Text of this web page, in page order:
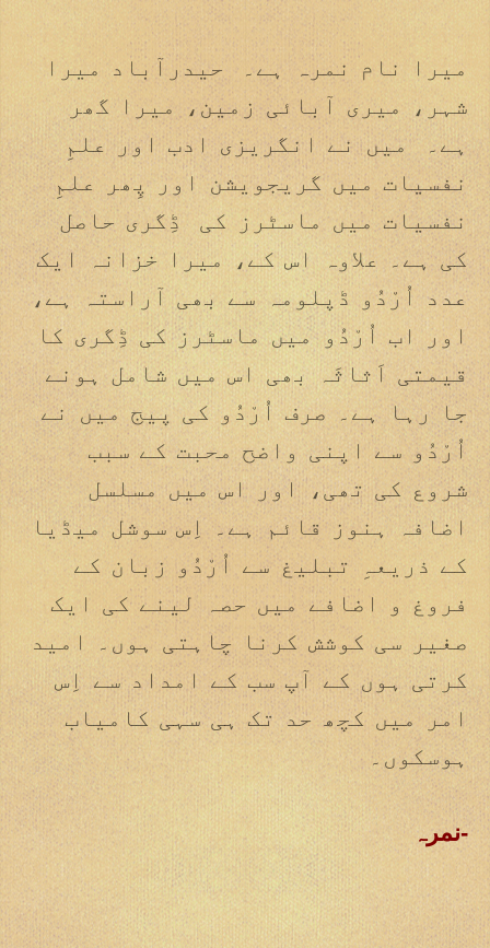
میرا نام نمرہ ہے۔ حیدرآباد میرا
شہر، میری آبائی زمین، میرا گھر
ہے۔ میں نے انگریزی ادب اور علمِ
نفسیات میں گریجویشن اور پِھر علمِ
نفسیات میں ماسٹرز کی ڈِگری حاصل
کی ہے۔ علاوہ اس کے، میرا خزانہ ایک
عدد اُرْدُو ڈپلومہ سے بھی آراستہ ہے،
اور اب اُرْدُو میں ماسٹرز کی ڈِگری کا
قیمتی اَثاثَہ بھی اس میں شامل ہونے
جا رہا ہے۔ صرف اُرْدُو کی پیج میں نے
اُرْدُو سے اپنی واضح محبت كے سبب
شروع کی تھی، اور اس میں مسلسل
اضافہ ہنوز قائم ہے۔ اِس سوشل میڈیا
كے ذریعہِ تبلیغ سے اُرْدُو زبان كے
فروغ و اضافے میں حصہ لینے کی ایک
صغیر سی کوشش کرنا چاہتی ہوں۔ امید
کرتی ہوں كے آپ سب كے امداد سے اِس
امر میں کچھ حد تک ہی سہی کامیاب
ہوسکوں۔
نمرہ-